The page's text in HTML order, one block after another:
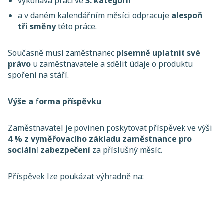
a v daném kalendářním měsíci odpracuje alespoň
tři směnytéto práce.
Současně musí zaměstnanec písemně uplatnit své
právo u zaměstnavatele a sdělit údaje o produktu
spoření na stáří.
Výše a forma příspěvku
Zaměstnavatel je povinen poskytovat příspěvek ve výši
4 % z vyměřovacího základu zaměstnance pro
sociální zabezpečeníza příslušný měsíc.
Příspěvek lze poukázat výhradně na: